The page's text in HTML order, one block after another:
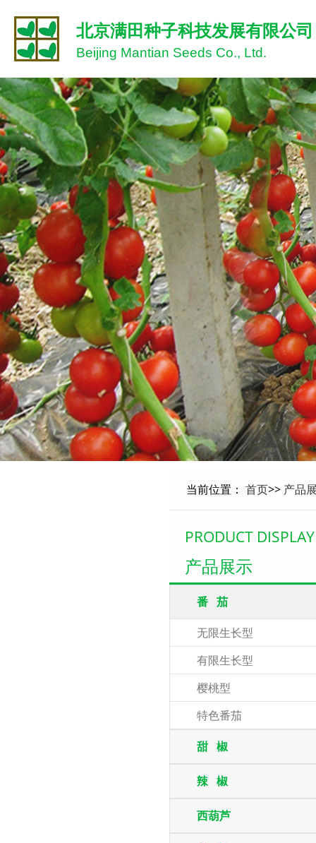
北京满田种子科技发展有限公司
Beijing Mantian Seeds Co., Ltd.
当前位置： 首页>> 产品
PRODUCT DISPLAY
产品展示
番 茄
无限生长型
有限生长型
樱桃型
特色番茄
甜 椒
辣 椒
西葫芦